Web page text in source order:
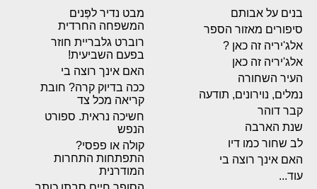
בנים על אבותם
סיפורים מאזור הספר
אלג'יריה זה כאן ?
אלג'יריה זה כאן
העיר השחורה
נמלים, נוירונים, תודעה
קבר דוהר
שנת הארבה
לב שחור כמו דיו
האם אינך רוצה בי
עוד...
מבט נדיר לפְּנים
המשפחה החרדית
רוברט גלבריית חוזר
בפעם השביעית!
האם אינך רוצה בי
ככה בדיוק קרה? חובת
קריאה מכל צד
חשיכה נראית. ספורט
הנפש
קולה או פפסי?
התפתחות התחרות
המודרנית